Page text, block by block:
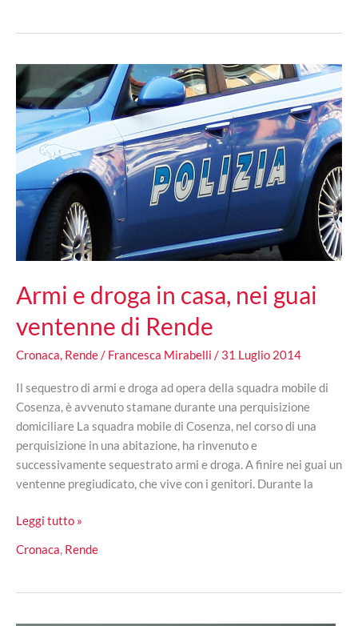
due
Armi e droga in casa, nei guai
ventenne di Rende
Cronaca, Rende/ Francesca Mirabelli / 31 Luglio 2014
Il sequestro di armi e droga ad opera della squadra mobile di
Cosenza, è avvenuto stamane durante una perquisizione
domiciliare La squadra mobile di Cosenza, nel corso di una
perquisizione in una abitazione, ha rinvenuto e
successivamente sequestrato armi e droga. A finire nei guai un
ventenne pregiudicato, che vive con i genitori. Durante la
Armi
droga
casa,
Leggi tutto »
Cronaca, Rende